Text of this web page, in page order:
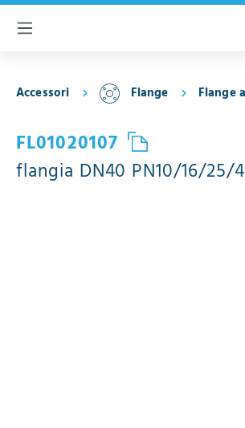
principale
Accessori Flange Flange
FL01020107
flangia DN40 PN10/16/25/